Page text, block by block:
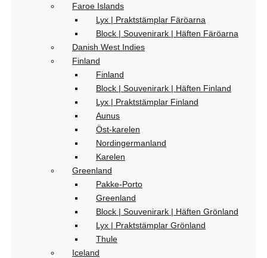
Faroe Islands
Lyx | Praktstämplar Färöarna
Block | Souvenirark | Häften Färöarna
Danish West Indies
Finland
Finland
Block | Souvenirark | Häften Finland
Lyx | Praktstämplar Finland
Aunus
Öst-karelen
Nordingermanland
Karelen
Greenland
Pakke-Porto
Greenland
Block | Souvenirark | Häften Grönland
Lyx | Praktstämplar Grönland
Thule
Iceland